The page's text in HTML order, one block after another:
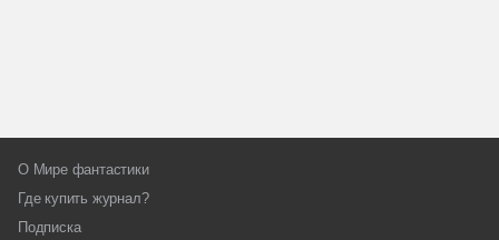
О Мире фантастики
Где купить журнал?
Подписка